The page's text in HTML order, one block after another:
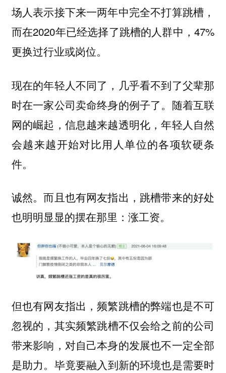
场人表示接下来一两年中完全不打算跳槽，
而在2020年已经选择了跳槽的人群中，47%
更换过行业或岗位。
现在的年轻人不同了，几乎看不到了父辈那
时在一家公司卖命终身的例子了。 随着互联
网的崛起，信息越来越透明化 ，年轻人自然
会越来越开始对比用人单位的各项软硬条
件。
诚然。而且也有网友指出，跳槽带来的好处
也明明显显的摆在那里： 涨工资。
但也有网友指出，频繁跳槽的弊端也是不可
忽视的， 其实频繁跳槽不仅会给之前的公司
带来影响，对自己本身的发展也不一定全部
是助力。毕竟要融入到新的环境也是需要时